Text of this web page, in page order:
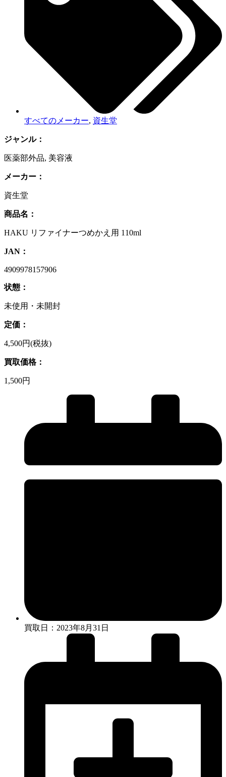
すべてのメーカー, 資生堂
ジャンル：
医薬部外品, 美容液
メーカー：
資生堂
商品名：
HAKU リファイナーつめかえ用 110ml
JAN：
4909978157906
状態：
未使用・未開封
定価：
4,500円(税抜)
買取価格：
1,500円
買取日：2023年8月31日